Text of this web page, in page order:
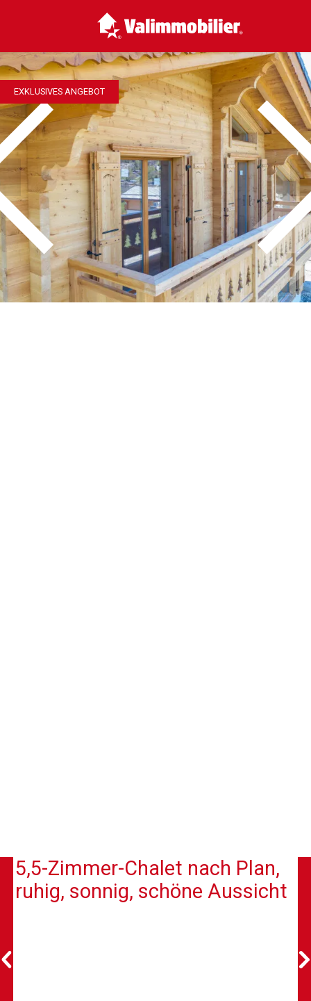
EXKLUSIVES ANGEBOT
5,5-Zimmer-Chalet nach Plan,
ruhig, sonnig, schöne Aussicht